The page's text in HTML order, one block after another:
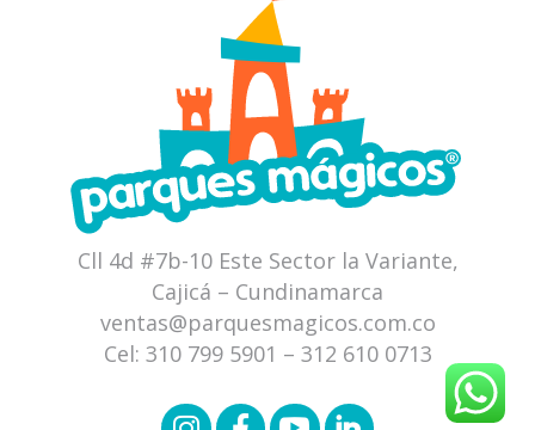
Cll 4d #7b-10 Este Sector la Variante,
Cajicá – Cundinamarca
ventas@parquesmagicos.com.co
Cel: 310 799 5901 – 312 610 0713